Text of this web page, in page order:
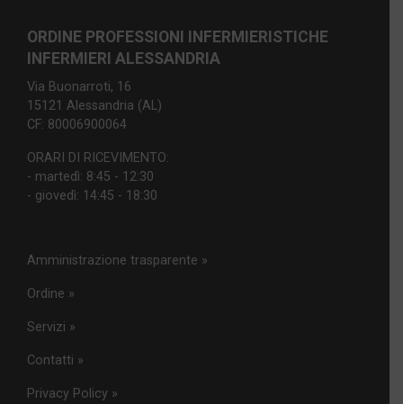
ORDINE PROFESSIONI INFERMIERISTICHE
INFERMIERI ALESSANDRIA
Via Buonarroti, 16
15121 Alessandria (AL)
CF: 80006900064
ORARI DI RICEVIMENTO:
- martedì: 8:45 - 12:30
- giovedì: 14:45 - 18:30
Amministrazione trasparente »
Ordine »
Servizi »
Contatti »
Privacy Policy »